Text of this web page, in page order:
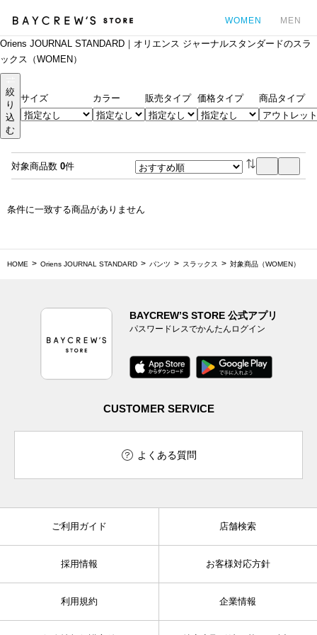
WOMEN MEN
Oriens JOURNAL STANDARD｜オリエンス ジャーナルスタンダードのスラ
ックス（WOMEN）
絞
り
込
む
サイズ カラー 販売タイプ 価格タイプ 商品タイプ
対象商品数 0件
条件に一致する商品がありません
HOME Oriens JOURNAL STANDARD パンツ スラックス 対象商品（WOMEN）
BAYCREW’S STORE 公式アプリ
パスワードレスでかんたんログイン
CUSTOMER SERVICE
よくある質問
ご利用ガイド 店舗検索
採用情報 お客様対応方針
利用規約 企業情報